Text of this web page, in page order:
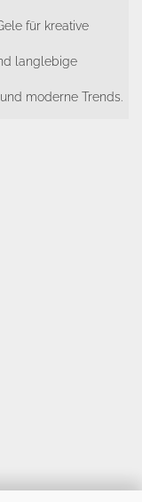
für kreative
langlebige
moderne Trends.